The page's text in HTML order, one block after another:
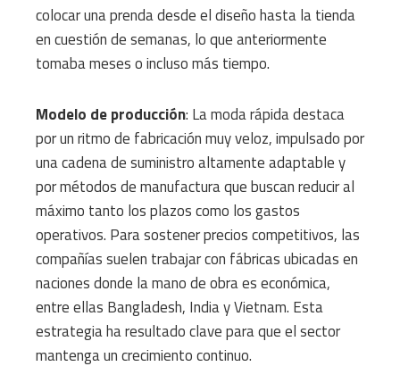
colocar una prenda desde el diseño hasta la tienda
en cuestión de semanas, lo que anteriormente
tomaba meses o incluso más tiempo.
Modelo de producción: La moda rápida destaca
por un ritmo de fabricación muy veloz, impulsado por
una cadena de suministro altamente adaptable y
por métodos de manufactura que buscan reducir al
máximo tanto los plazos como los gastos
operativos. Para sostener precios competitivos, las
compañías suelen trabajar con fábricas ubicadas en
naciones donde la mano de obra es económica,
entre ellas Bangladesh, India y Vietnam. Esta
estrategia ha resultado clave para que el sector
mantenga un crecimiento continuo.